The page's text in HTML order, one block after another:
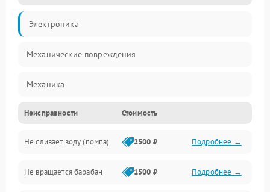
Электроника
Механические повреждения
Механика
Электропитание
Водоснабжение
Слив
Неисправности Стоимость
Не сливает воду (помпа) 2500 ₽ Подробнее →
Не вращается барабан 1500 ₽ Подробнее →